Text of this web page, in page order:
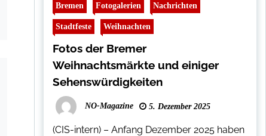
Bremen Fotogalerien Nachrichten
Stadtfeste Weihnachten
Fotos der Bremer
Weihnachtsmärkte und einiger
Sehenswürdigkeiten
NO-Magazine 5. Dezember 2025
(CIS-intern) – Anfang Dezember 2025 haben